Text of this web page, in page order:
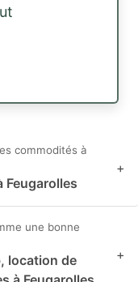
commodités à
Feugarolles
+
une bonne
location de
+